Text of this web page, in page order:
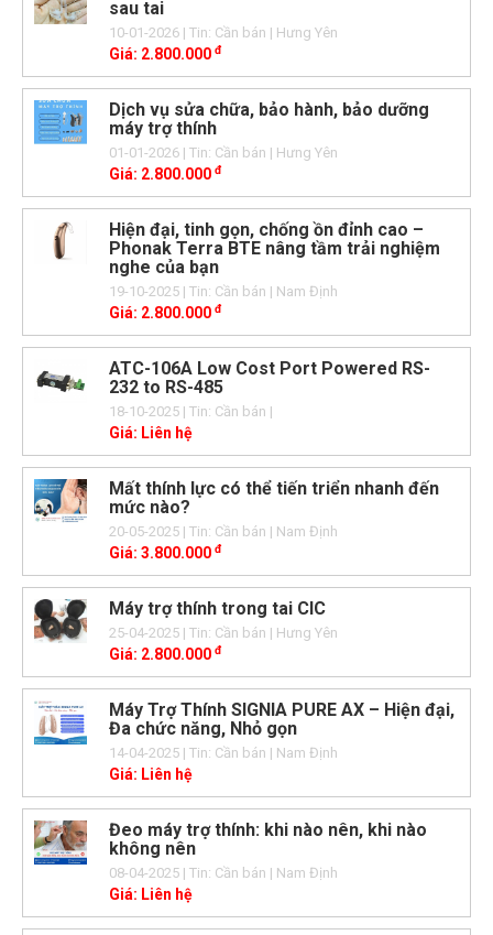
sau tai
10-01-2026| Tin: Cần bán | Hưng Yên
Giá: 2.800.000 đ
Dịch vụ sửa chữa, bảo hành, bảo dưỡng
máy trợ thính
01-01-2026| Tin: Cần bán | Hưng Yên
Giá: 2.800.000 đ
Hiện đại, tinh gọn, chống ồn đỉnh cao –
Phonak Terra BTE nâng tầm trải nghiệm
nghe của bạn
19-10-2025| Tin: Cần bán | Nam Định
Giá: 2.800.000 đ
ATC-106A Low Cost Port Powered RS-
232 to RS-485
18-10-2025| Tin: Cần bán |
Giá: Liên hệ
Mất thính lực có thể tiến triển nhanh đến
mức nào?
20-05-2025| Tin: Cần bán | Nam Định
Giá: 3.800.000 đ
Máy trợ thính trong tai CIC
25-04-2025| Tin: Cần bán | Hưng Yên
Giá: 2.800.000 đ
Máy Trợ Thính SIGNIA PURE AX – Hiện đại,
Đa chức năng, Nhỏ gọn
14-04-2025| Tin: Cần bán | Nam Định
Giá: Liên hệ
Đeo máy trợ thính: khi nào nên, khi nào
không nên
08-04-2025| Tin: Cần bán | Nam Định
Giá: Liên hệ